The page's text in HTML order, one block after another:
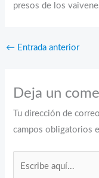
presos de los
← Entrada anterior
Deja un
Tu dirección de
campos obligatorios